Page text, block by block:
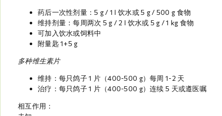
药后一次性剂量：5 g / 1 l 饮水或 5 g / 500 g 食物
维持剂量：每周两次 5 g / 2 l 饮水或 5 g / 1 kg 食物
可加入饮水或饲料中
附量匙 1+5 g
多种维生素片
维持：每只鸽子 1 片（400-500 g）每周 1-2 天
治疗：每只鸽子 1 片（400-500 g）连续 5 天或遵医嘱
相互作用：